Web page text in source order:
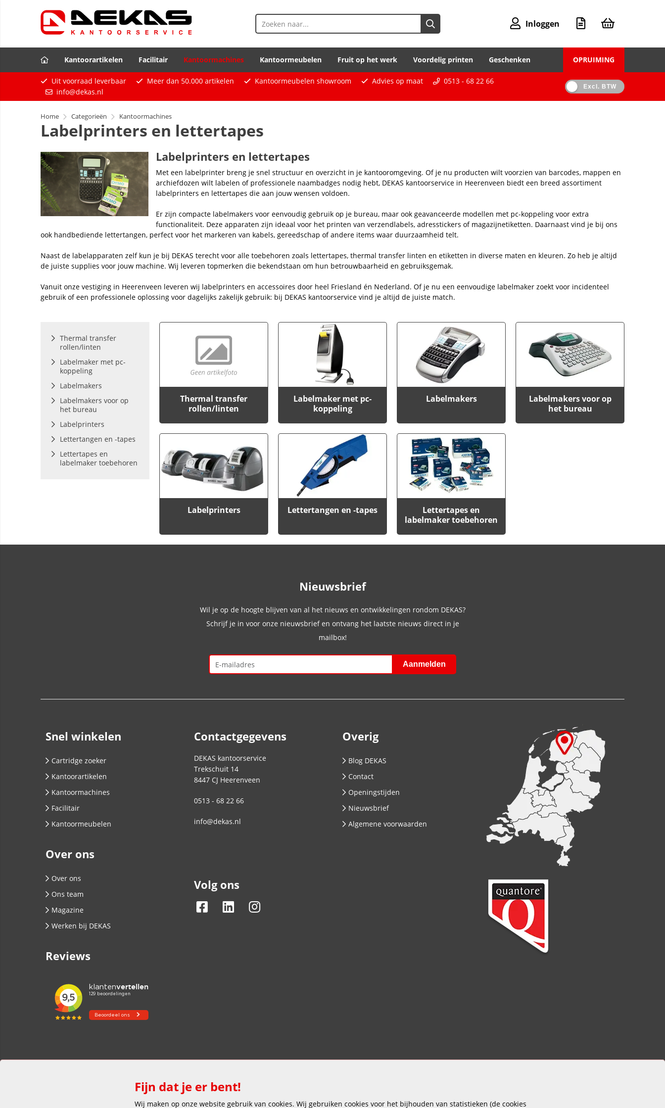
Inloggen
Kantoorartikelen Facilitair Kantoormachines Kantoormeubelen Fruit op het werk Voordelig printen Geschenken OPRUIMING
Uit voorraad leverbaar Meer dan 50.000 artikelen Kantoormeubelen showroom Advies op maat
0513 - 68 22 66
info@dekas.nl
Excl. BTW
Home Categorieën Kantoormachines
Labelprinters en lettertapes
Labelprinters en lettertapes
Met een labelprinter breng je snel structuur en overzicht in je kantooromgeving. Of je nu producten wilt voorzien van barcodes, mappen en
archiefdozen wilt labelen of professionele naambadges nodig hebt, DEKAS kantoorservice in Heerenveen biedt een breed assortiment
labelprinters en lettertapes die aan jouw wensen voldoen.
Er zijn compacte labelmakers voor eenvoudig gebruik op je bureau, maar ook geavanceerde modellen met pc-koppeling voor extra
functionaliteit. Deze apparaten zijn ideaal voor het printen van verzendlabels, adresstickers of magazijnetiketten. Daarnaast vind je bij ons
ook handbediende lettertangen, perfect voor het markeren van kabels, gereedschap of andere items waar duurzaamheid telt.
Naast de labelapparaten zelf kun je bij DEKAS terecht voor alle toebehoren zoals lettertapes, thermal transfer linten en etiketten in diverse maten en kleuren. Zo heb je altijd
de juiste supplies voor jouw machine. Wij leveren topmerken die bekendstaan om hun betrouwbaarheid en gebruiksgemak.
Vanuit onze vestiging in Heerenveen leveren wij labelprinters en accessoires door heel Friesland én Nederland. Of je nu een eenvoudige labelmaker zoekt voor incidenteel
gebruik of een professionele oplossing voor dagelijks zakelijk gebruik: bij DEKAS kantoorservice vind je altijd de juiste match.
Thermal transfer
rollen/linten
Labelmaker met pc-
koppeling
Labelmakers
Labelmakers voor op
het bureau
Labelprinters
Lettertangen en -tapes
Lettertapes en
labelmaker toebehoren
Thermal transfer
rollen/linten
Labelmaker met pc-
koppeling
Labelmakers
Labelmakers voor op
het bureau
Labelprinters Lettertangen en -tapes
Lettertapes en
labelmaker toebehoren
Nieuwsbrief
Wil je op de hoogte blijven van al het nieuws en ontwikkelingen rondom DEKAS?
Schrijf je in voor onze nieuwsbrief en ontvang het laatste nieuws direct in je
mailbox!
Snel winkelen
Cartridge zoeker
Kantoorartikelen
Kantoormachines
Facilitair
Kantoormeubelen
Over ons
Over ons
Ons team
Magazine
Werken bij DEKAS
Reviews
Contactgegevens
DEKAS kantoorservice
Trekschuit 14
8447 CJ Heerenveen
0513 - 68 22 66
info@dekas.nl
Volg ons
Overig
Blog DEKAS
Contact
Openingstijden
Nieuwsbrief
Algemene voorwaarden
Fijn dat je er bent!
Wij maken op onze website gebruik van cookies. Wij gebruiken cookies voor het bijhouden van statistieken (de cookies